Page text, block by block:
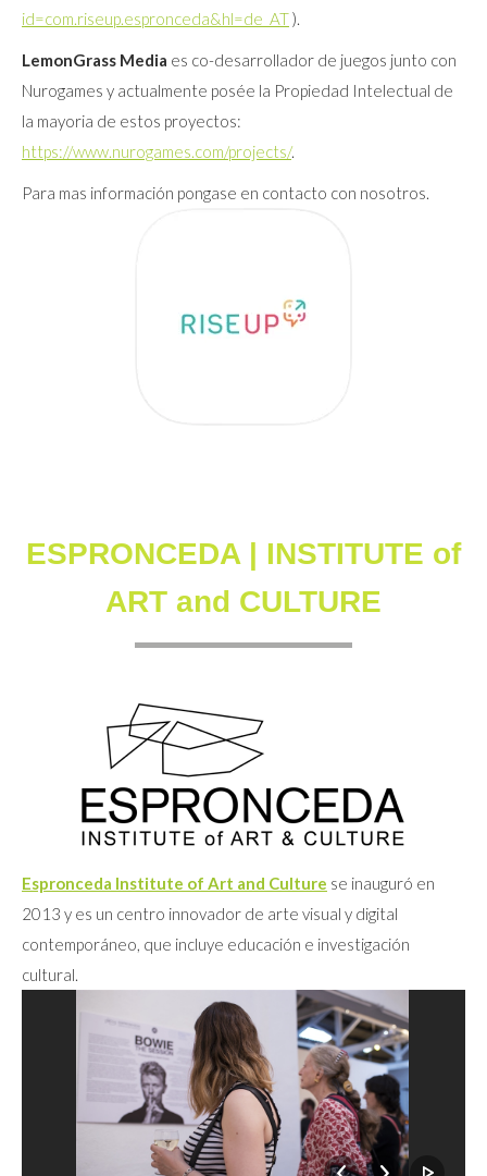
id=com.riseup.espronceda&hl=de_AT).
LemonGrass Media es co-desarrollador de juegos junto con
Nurogames y actualmente posée la Propiedad Intelectual de
la mayoria de estos proyectos:
https://www.nurogames.com/projects/.
Para mas información pongase en contacto con nosotros.
ESPRONCEDA | INSTITUTE of
ART and CULTURE
Espronceda Institute of Art and Culture se inauguró en
2013 y es un centro innovador de arte visual y digital
contemporáneo, que incluye educación e investigación
cultural.